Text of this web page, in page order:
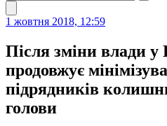
1 жовтня 2018, 12:59
Після зміни влади
продовжує
підрядників
голови